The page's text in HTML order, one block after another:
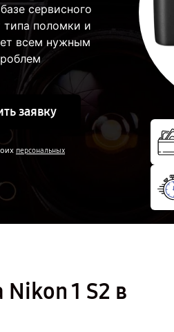
сервисного
типа поломки и
всем нужным
заявку
персональных
1 S2 в